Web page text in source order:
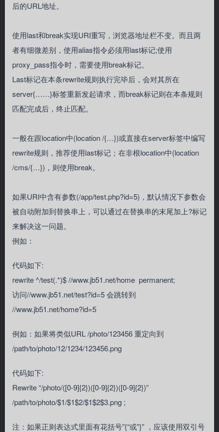
后的URL地址。
使用last和break实现URI重写，浏览器地址栏不变。而且两
者有细微差别，使用alias指令必须用last标记;使用
proxy_pass指令时，需要使用break标记。
Last标记在本条rewrite规则执行完毕后，会对其所在
server{……}标签重新发起请求，而break标记则在本条规则
匹配完成后，终止匹配。
一般在跟location中(location /{…})或直接在server标签中编写
rewrite规则，推荐使用last标记；在非根location中(location
/cms/{…})，则使用break。
如果URI中含有参数(/app/test.php?id=5)，默认情况下参数会
被自动附加到替换串上，可以通过在替换串的末尾加上?标记
来解决这一问题。
例如：
代码如下:
rewrite ^/test(.*)$ //www.jb51.net/home permanent;
访问//www.jb51.net/test?id=5 会跳转到
//www.jb51.net/home?id=5
例如：如果将类似URL /photo/123456 重定向到
/path/to/photo/12/1234/123456.png
代码如下:
Rewrite “/photo/([0-9]{2})([0-9]{2})([0-9]{2})”
/path/to/photo/$1/$1$2/$1$2$3.png ;
注：如果正则表达式里面有花括号”{“或”}” ，应该使用双引号